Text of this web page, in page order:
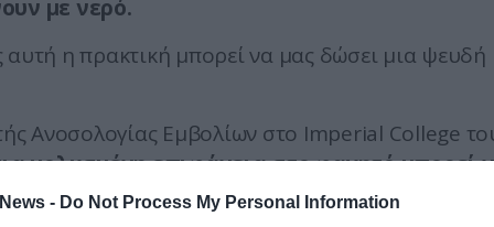
- Do Not Process My Personal Information
με νερό.
η πρακτική μπορεί να μας δώσει μια ψευδή
Ανοσολογίας Εμβολίων στο Imperial College
μολυσμένη επιφάνεια στο φαγητό μπορεί